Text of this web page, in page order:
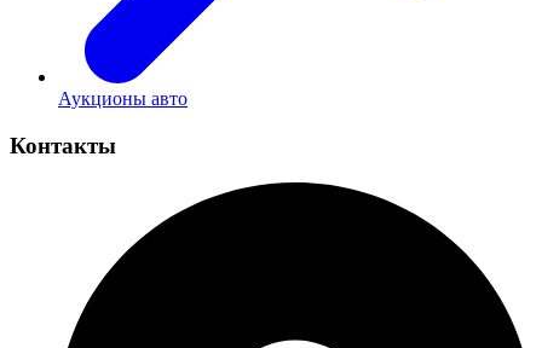
Аукционы авто
Контакты